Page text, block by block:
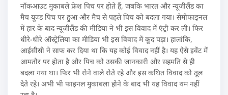
नॉकआउट मुकाबले फ्रेश पिच पर होते हैं, जबकि भारत और न्यूजीलैंड का
मैच यूज्ड पिच पर हुआ और मैच से पहले पिच को बदला गया। सेमीफाइनल
में हार के बाद न्यूजीलैंड की मीडिया ने भी इस विवाद में एंट्री कर ली। फिर
धीरे-धीरे ऑस्ट्रेलिया का मीडिया भी इस विवाद में कूद पड़ा। हालांकि,
आईसीसी ने साफ कर दिया था कि यह कोई विवाद नहीं है। यह ऐसे इवेंट में
आमतौर पर होता है और पिच को उसकी जानकारी और सहमति से ही
बदला गया था। फिर भी रोने वाले रोते रहे और इस कथित विवाद को तूल
देते रहे। अभी भी फाइनल मुकाबला होने के बाद भी यह विवाद थम नहीं